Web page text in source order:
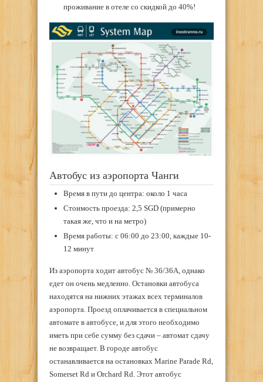
проживание в отеле со скидкой до 40%!
Автобус из аэропорта Чанги
Время в пути до центра: около 1 часа
Стоимость проезда: 2,5 SGD (примерно
такая же, что и на метро)
Время работы: с 06:00 до 23:00, каждые 10-
12 минут
Из аэропорта ходит автобус № 36/36А, однако
едет он очень медленно. Остановки автобуса
находятся на нижних этажах всех терминалов
аэропорта. Проезд оплачивается в специальном
автомате в автобусе, и для этого необходимо
иметь при себе сумму без сдачи – автомат сдачу
не возвращает. В городе автобус
останавливается на остановках Marine Parade Rd,
Somerset Rd и Orchard Rd. Этот автобус